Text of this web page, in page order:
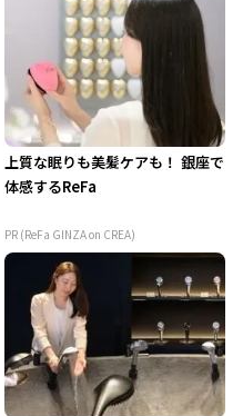
上質な眠りも美髪ケアも！ 銀座で
体感するReFa
PR (ReFa GINZA on CREA)